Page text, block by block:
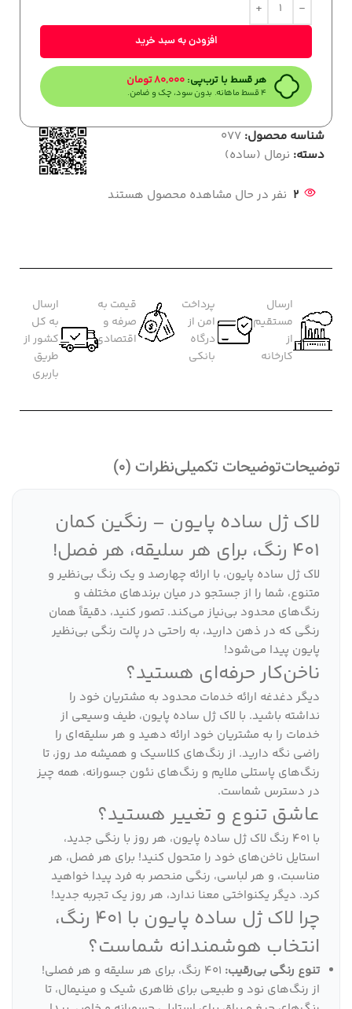
افزودن به سبد خرید
هر قسط با ترب‌پی: 80,000تومان
۴ قسط ماهانه. بدون سود، چک و ضامن.
شناسه محصول: 077
دسته: نرمال (ساده)
2 نفر در حال مشاهده محصول هستند
ارسال
مستقیم
از
کارخانه
پرداخت
امن از
درگاه
بانکی
قیمت به
صرفه و
اقتصادی
ارسال
به کل
کشور از
طریق
باربری
توضیحاتتوضیحات تکمیلینظرات (0)
لاک ژل ساده پایون – رنگین کمان
401 رنگ، برای هر سلیقه، هر فصل!
لاک ژل ساده پایون، با ارائه چهارصد و یک رنگ بی‌نظیر و
متنوع، شما را از جستجو در میان برندهای مختلف و
رنگ‌های محدود بی‌نیاز می‌کند. تصور کنید، دقیقاً همان
رنگی که در ذهن دارید، به راحتی در پالت رنگی بی‌نظیر
پایون پیدا می‌شود!
ناخن‌کار حرفه‌ای هستید؟
دیگر دغدغه ارائه خدمات محدود به مشتریان خود را
نداشته باشید. با لاک ژل ساده پایون، طیف وسیعی از
خدمات را به مشتریان خود ارائه دهید و هر سلیقه‌ای را
راضی نگه دارید. از رنگ‌های کلاسیک و همیشه مد روز، تا
رنگ‌های پاستلی ملایم و رنگ‌های نئون جسورانه، همه چیز
در دسترس شماست.
عاشق تنوع و تغییر هستید؟
با 401 رنگ لاک ژل ساده پایون، هر روز با رنگی جدید،
استایل ناخن‌های خود را متحول کنید! برای هر فصل، هر
مناسبت، و هر لباسی، رنگی منحصر به فرد پیدا خواهید
کرد. دیگر یکنواختی معنا ندارد، هر روز یک تجربه جدید!
چرا لاک ژل ساده پایون با 401 رنگ،
انتخاب هوشمندانه شماست؟
تنوع رنگی بی‌رقیب:
401 رنگ، برای هر سلیقه و هر فصلی!
از رنگ‌های نود و طبیعی برای ظاهری شیک و مینیمال، تا